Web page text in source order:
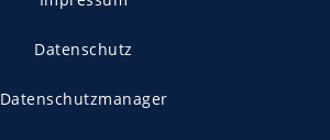
Datenschutz
Datenschutzmanager